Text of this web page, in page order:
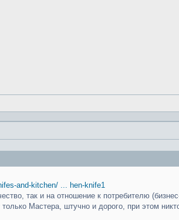
and-kitchen/ ... hen-knife1
так и на отношение к потребителю
Мастера, штучно и дорого, при этом